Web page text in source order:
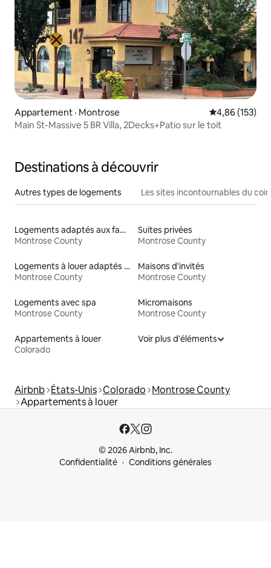
Appartement · Montrose Note
4,86 (153)
Main St-Massive 5 BR Villa, 2Decks+Patio sur le toit
Destinations à découvrir
Autres types de logements Les sites incontournables du coin
Logements adaptés aux familles à louer
Montrose County
Suites privées
Montrose County
Logements à louer adaptés aux animaux
Montrose County
Maisons d'invités
Montrose County
Logements avec spa
Montrose County
Micromaisons
Montrose County
Appartements à louer
Colorado
Voir plus d'éléments
Airbnb États-Unis Colorado Montrose County
Appartements à louer
© 2026 Airbnb, Inc.
Confidentialité
Conditions générales